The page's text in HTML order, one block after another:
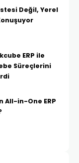
Değil, Yerel
ERP ile
Süreçlerini
All-in-One ERP